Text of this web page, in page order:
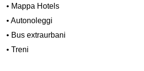
• Mappa Hotels
•Autonoleggi
• Bus extraurbani
•Treni